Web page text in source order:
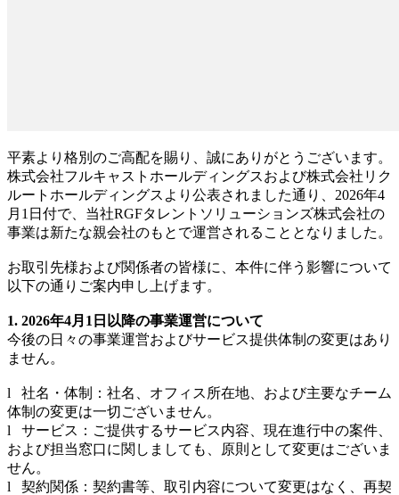
平素より格別のご高配を賜り、誠にありがとうございます。
株式会社フルキャストホールディングスおよび株式会社リク
ルートホールディングスより公表されました通り、2026年4
月1日付で、当社RGFタレントソリューションズ株式会社の
事業は新たな親会社のもとで運営されることとなりました。
お取引先様および関係者の皆様に、本件に伴う影響について
以下の通りご案内申し上げます。
1. 2026年4月1日以降の事業運営について
今後の日々の事業運営およびサービス提供体制の変更はあり
ません。
l 社名・体制：社名、オフィス所在地、および主要なチーム
体制の変更は一切ございません。
l サービス：ご提供するサービス内容、現在進行中の案件、
および担当窓口に関しましても、原則として変更はございま
せん。
l 契約関係：契約書等、取引内容について変更はなく、再契